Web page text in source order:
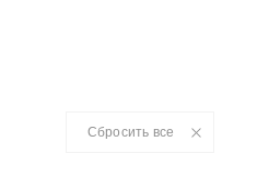
Сбросить все